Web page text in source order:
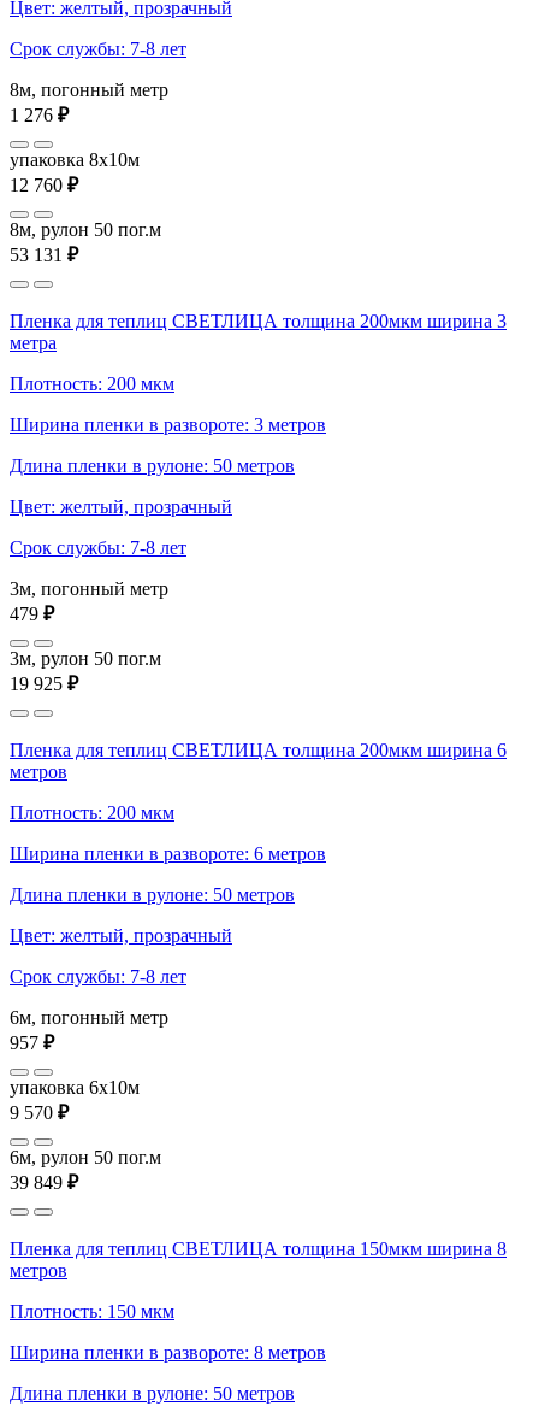
Цвет: желтый, прозрачный
Срок службы: 7-8 лет
8м, погонный метр
1 276 ₽
упаковка 8x10м
12 760 ₽
8м, рулон 50 пог.м
53 131 ₽
Пленка для теплиц СВЕТЛИЦА толщина 200мкм ширина 3
метра
Плотность: 200 мкм
Ширина пленки в развороте: 3 метров
Длина пленки в рулоне: 50 метров
Цвет: желтый, прозрачный
Срок службы: 7-8 лет
3м, погонный метр
479 ₽
3м, рулон 50 пог.м
19 925 ₽
Пленка для теплиц СВЕТЛИЦА толщина 200мкм ширина 6
метров
Плотность: 200 мкм
Ширина пленки в развороте: 6 метров
Длина пленки в рулоне: 50 метров
Цвет: желтый, прозрачный
Срок службы: 7-8 лет
6м, погонный метр
957 ₽
упаковка 6x10м
9 570 ₽
6м, рулон 50 пог.м
39 849 ₽
Пленка для теплиц СВЕТЛИЦА толщина 150мкм ширина 8
метров
Плотность: 150 мкм
Ширина пленки в развороте: 8 метров
Длина пленки в рулоне: 50 метров